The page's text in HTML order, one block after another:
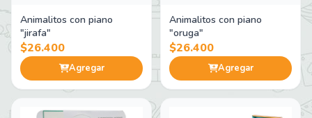
Animalitos con piano
"jirafa"
$26.400
Agregar
Animalitos con piano
"oruga"
$26.400
Agregar